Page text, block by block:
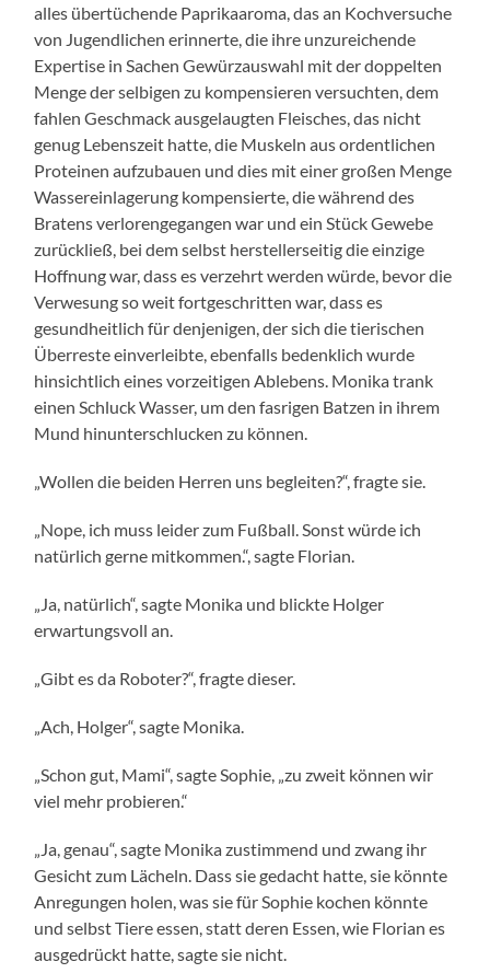
alles übertüchende Paprikaaroma, das an Kochversuche
von Jugendlichen erinnerte, die ihre unzureichende
Expertise in Sachen Gewürzauswahl mit der doppelten
Menge der selbigen zu kompensieren versuchten, dem
fahlen Geschmack ausgelaugten Fleisches, das nicht
genug Lebenszeit hatte, die Muskeln aus ordentlichen
Proteinen aufzubauen und dies mit einer großen Menge
Wassereinlagerung kompensierte, die während des
Bratens verlorengegangen war und ein Stück Gewebe
zurückließ, bei dem selbst herstellerseitig die einzige
Hoffnung war, dass es verzehrt werden würde, bevor die
Verwesung so weit fortgeschritten war, dass es
gesundheitlich für denjenigen, der sich die tierischen
Überreste einverleibte, ebenfalls bedenklich wurde
hinsichtlich eines vorzeitigen Ablebens. Monika trank
einen Schluck Wasser, um den fasrigen Batzen in ihrem
Mund hinunterschlucken zu können.
„Wollen die beiden Herren uns begleiten?“, fragte sie.
„Nope, ich muss leider zum Fußball. Sonst würde ich
natürlich gerne mitkommen.“, sagte Florian.
„Ja, natürlich“, sagte Monika und blickte Holger
erwartungsvoll an.
„Gibt es da Roboter?“, fragte dieser.
„Ach, Holger“, sagte Monika.
„Schon gut, Mami“, sagte Sophie, „zu zweit können wir
viel mehr probieren.“
„Ja, genau“, sagte Monika zustimmend und zwang ihr
Gesicht zum Lächeln. Dass sie gedacht hatte, sie könnte
Anregungen holen, was sie für Sophie kochen könnte
und selbst Tiere essen, statt deren Essen, wie Florian es
ausgedrückt hatte, sagte sie nicht.